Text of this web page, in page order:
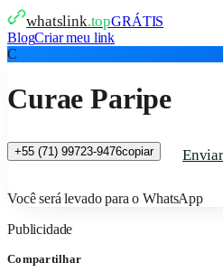
whatslink.topGRÁTIS
BlogCriar meu link
C
Curae Paripe
+55 (71) 99723-9476copiar
Você será levado para o WhatsApp
Publicidade
Compartilhar